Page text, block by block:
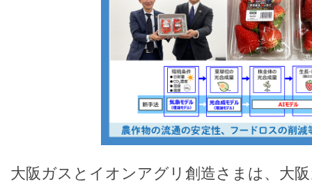
大阪ガスとイオンアグリ創造さまは、大